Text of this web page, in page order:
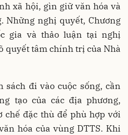
xã hội, gìn giữ văn hóa và
Những nghị quyết, Chương
gia và thảo luận tại nghị
quyết tâm chính trị của Nhà
đi vào cuộc sống, cần
tạo của các địa phương,
chế đặc thù để phù hợp với
hóa của vùng DTTS. Khi